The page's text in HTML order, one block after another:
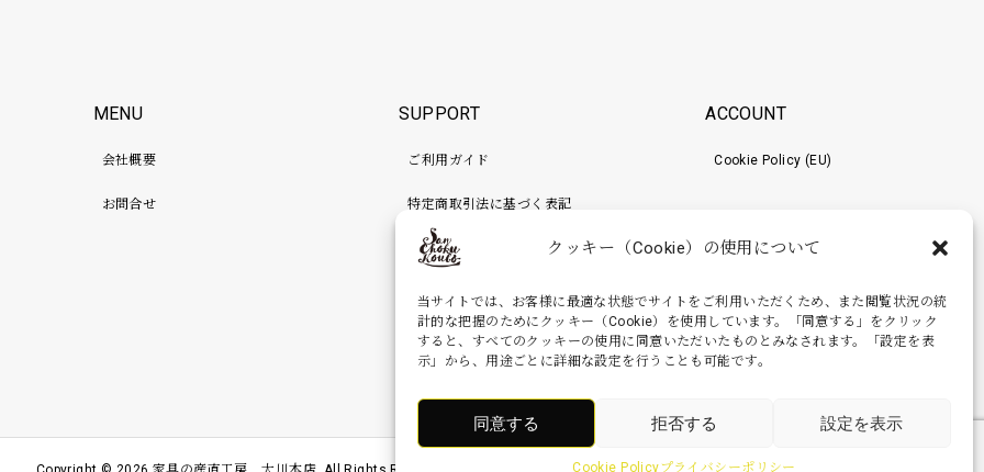
クッキー（Cookie）の使用について
当サイトでは、お客様に最適な状態でサイトをご利用いただくため、また閲覧状況の統
計的な把握のためにクッキー（Cookie）を使用しています。「同意する」をクリック
すると、すべてのクッキーの使用に同意いただいたものとみなされます。「設定を表
示」から、用途ごとに詳細な設定を行うことも可能です。
同意する 拒否する 設定を表示
Cookie Policyプライバシーポリシー
MENU
会社概要
お問合せ
SUPPORT
ご利用ガイド
特定商取引法に基づく表記
プライバシーポリシー
検品、補強、梱包工程
ACCOUNT
Cookie Policy (EU)